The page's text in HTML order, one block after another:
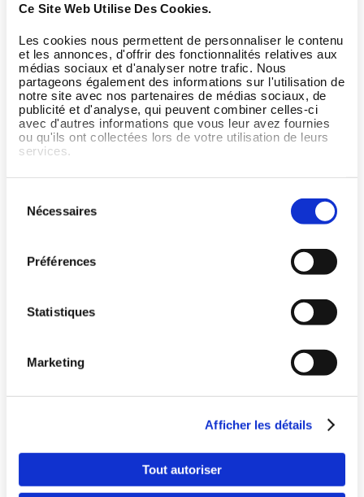
Ce Site Web Utilise Des Cookies.
Les cookies nous permettent de personnaliser le contenu
et les annonces, d'offrir des fonctionnalités relatives aux
médias sociaux et d'analyser notre trafic. Nous
partageons également des informations sur l'utilisation de
notre site avec nos partenaires de médias sociaux, de
publicité et d'analyse, qui peuvent combiner celles-ci
avec d'autres informations que vous leur avez fournies
ou qu'ils ont collectées lors de votre utilisation de leurs
services.
Nécessaires
Préférences
Statistiques
Marketing
Afficher les détails
Tout autoriser
Je suis gérant d'une
infrastructure sport et/ou
bien-être
J'ai une question ou j'ai
concerne Wellpass
Langue